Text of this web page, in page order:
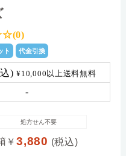
ト 代金引換
) ¥10,000以上送料無料
-
￥3,880 (税込)
処方せん不要